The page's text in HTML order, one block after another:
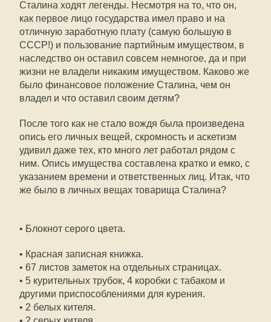
Сталина ходят легенды. Несмотря на то, что он,
как первое лицо государства имел право и на
отличную заработную плату (самую большую в
СССР!) и пользование партийным имуществом, в
наследство он оставил совсем немногое, да и при
жизни не владели никаким имуществом. Каково же
было финансовое положение Сталина, чем он
владел и что оставил своим детям?
После того как не стало вождя была произведена
опись его личных вещей, скромность и аскетизм
удивил даже тех, кто много лет работал рядом с
ним. Опись имущества составлена кратко и емко, с
указанием времени и ответственных лиц. Итак, что
же было в личных вещах товарища Сталина?
• Блокнот серого цвета.
• Красная записная книжка.
• 67 листов заметок на отдельных страницах.
• 5 курительных трубок, 4 коробки с табаком и
другими приспособлениями для курения.
• 2 белых кителя.